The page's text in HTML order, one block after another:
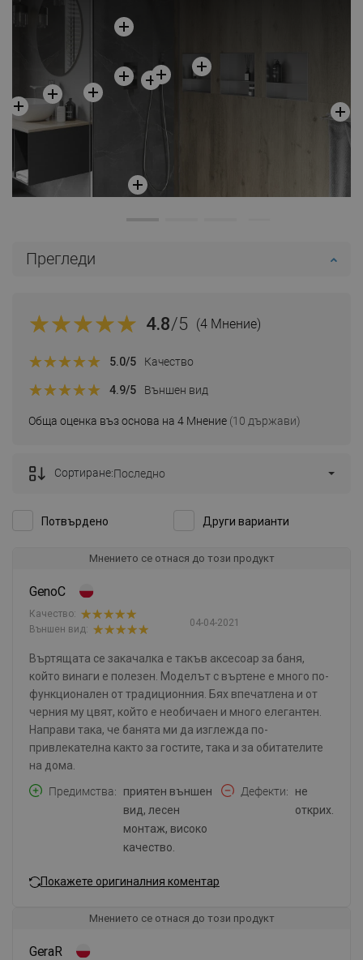
Прегледи
4.8/5 (4 Мнение)
Обща оценка въз основа на 4 Мнение (10 държави)
5.0/5 Качество
4.9/5 Външен вид
Потвърдено Други варианти
Сортиране:Последно
Мнението се отнася до този продукт
GenoC
04-04-2021
Качество:
Външен вид:
Въртящата се закачалка е такъв аксесоар за баня,
който винаги е полезен. Моделът с въртене е много по-
функционален от традиционния. Бях впечатлена и от
черния му цвят, който е необичаен и много елегантен.
Направи така, че банята ми да изглежда по-
привлекателна както за гостите, така и за обитателите
на дома.
Предимства
приятен външен
вид, лесен
монтаж, високо
качество.
Дефекти
не
открих.
Покажете оригиналния коментар
Мнението се отнася до този продукт
GeraR